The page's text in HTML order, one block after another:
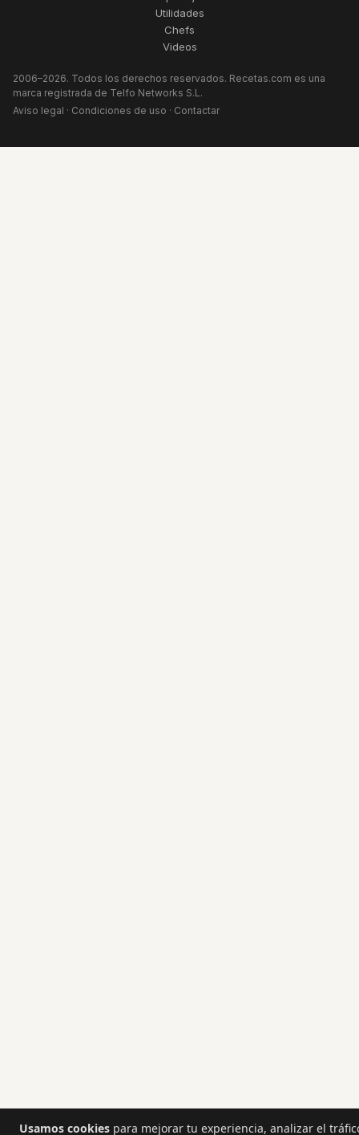
Utilidades
Chefs
Videos
2006–2026. Todos los derechos reservados. Recetas.com es una
marca registrada de Telfo Networks S.L.
Aviso legal · Condiciones de uso · Contactar
Usamos cookies para mejorar tu experiencia, analizar el